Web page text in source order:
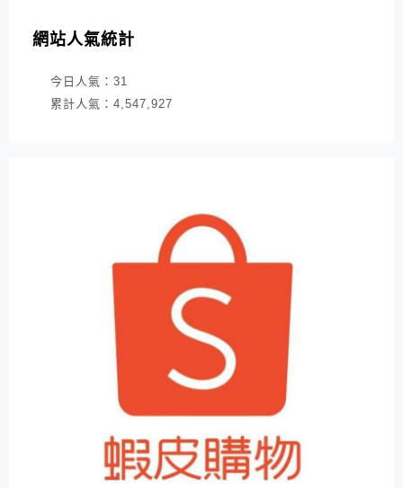
網站人氣統計
今日人氣： 31
累計人氣： 4,547,927